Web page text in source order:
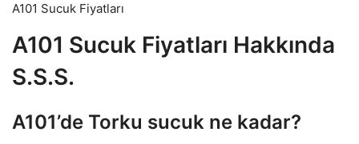
A101 Sucuk Fiyatları
A101 Sucuk Fiyatları Hakkında
S.S.S.
A101’de Torku sucuk ne kadar?